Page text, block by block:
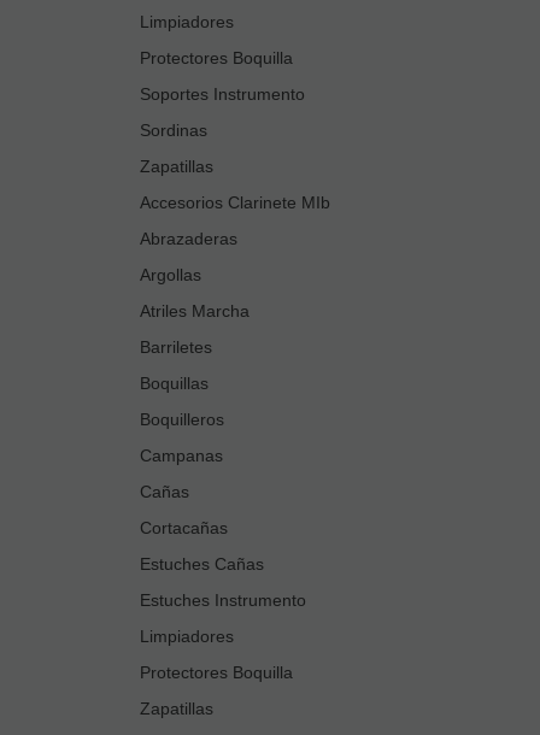
Limpiadores
Protectores Boquilla
Soportes Instrumento
Sordinas
Zapatillas
Accesorios Clarinete MIb
Abrazaderas
Argollas
Atriles Marcha
Barriletes
Boquillas
Boquilleros
Campanas
Cañas
Cortacañas
Estuches Cañas
Estuches Instrumento
Limpiadores
Protectores Boquilla
Zapatillas